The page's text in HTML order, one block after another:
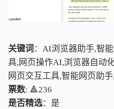
关键词 ：AI浏览器助手,智
具,网页操作AI,浏览器自动
网页交互工具,智能网页助
票数: 🔺236
是否精选：是